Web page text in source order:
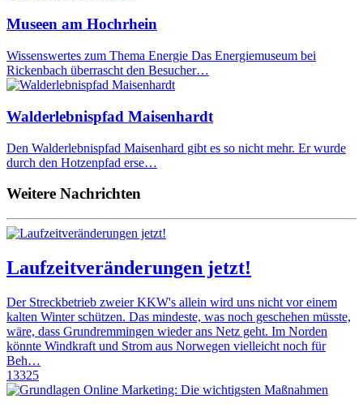
Museen am Hochrhein
Wissenswertes zum Thema Energie Das Energiemuseum bei
Rickenbach überrascht den Besucher…
Walderlebnispfad Maisenhardt
Den Walderlebnispfad Maisenhard gibt es so nicht mehr. Er wurde
durch den Hotzenpfad erse…
Weitere Nachrichten
Laufzeitveränderungen jetzt!
Der Streckbetrieb zweier KKW's allein wird uns nicht vor einem
kalten Winter schützen. Das mindeste, was noch geschehen müsste,
wäre, dass Grundremmingen wieder ans Netz geht. Im Norden
könnte Windkraft und Strom aus Norwegen vielleicht noch für
Beh…
13325